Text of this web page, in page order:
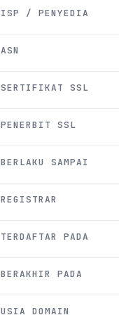
ISP / PENYEDIA
ASN
SERTIFIKAT SSL
PENERBIT SSL
BERLAKU SAMPAI
REGISTRAR
TERDAFTAR PADA
BERAKHIR PADA
USIA DOMAIN